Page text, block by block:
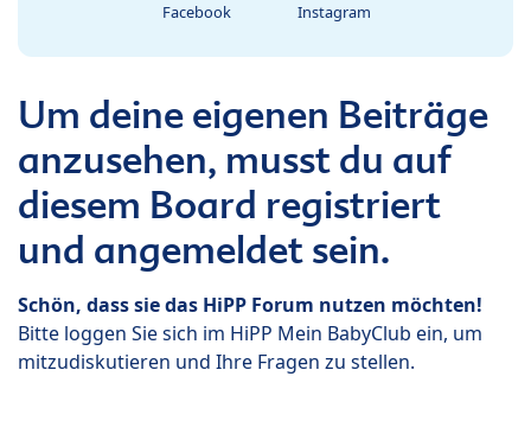
Facebook Instagram
Um deine eigenen Beiträge
anzusehen, musst du auf
diesem Board registriert
und angemeldet sein.
Schön, dass sie das HiPP Forum nutzen möchten!
Bitte loggen Sie sich im HiPP Mein BabyClub ein, um
mitzudiskutieren und Ihre Fragen zu stellen.